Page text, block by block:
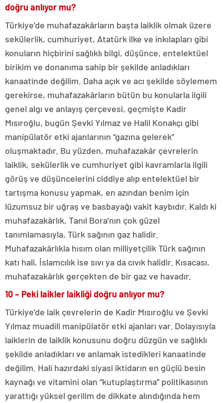
doğru anlıyor mu?
Türkiye’de muhafazakârların başta laiklik olmak üzere
sekülerlik, cumhuriyet, Atatürk ilke ve inkılapları gibi
konuların hiçbirini sağlıklı bilgi, düşünce, entelektüel
birikim ve donanıma sahip bir şekilde anladıkları
kanaatinde değilim. Daha açık ve acı şekilde söylemem
gerekirse, muhafazakârların bütün bu konularla ilgili
genel algı ve anlayış çerçevesi, geçmişte Kadir
Mısıroğlu, bugün Şevki Yılmaz ve Halil Konakçı gibi
manipülatör etki ajanlarının “gazına gelerek”
oluşmaktadır. Bu yüzden, muhafazakâr çevrelerin
laiklik, sekülerlik ve cumhuriyet gibi kavramlarla ilgili
görüş ve düşüncelerini ciddiye alıp entelektüel bir
tartışma konusu yapmak, en azından benim için
lüzumsuz bir uğraş ve basbayağı vakit kaybıdır. Kaldı ki
muhafazakârlık, Tanıl Bora’nın çok güzel
tanımlamasıyla, Türk sağının gaz halidir.
Muhafazakârlıkla hısım olan milliyetçilik Türk sağının
katı hali, İslamcılık ise sıvı ya da cıvık halidir. Kısacası,
muhafazakârlık gerçekten de bir gaz ve havadır.
10 – Peki laikler laikliği doğru anlıyor mu?
Türkiye’de laik çevrelerin de Kadir Mısıroğlu ve Şevki
Yılmaz muadili manipülatör etki ajanları var. Dolayısıyla
laiklerin de laiklik konusunu doğru düzgün ve sağlıklı
şekilde anladıkları ve anlamak istedikleri kanaatinde
değilim. Hali hazırdaki siyasi iktidarın en güçlü besin
kaynağı ve vitamini olan “kutuplaştırma” politikasının
yarattığı yüksel gerilim de dikkate alındığında hem